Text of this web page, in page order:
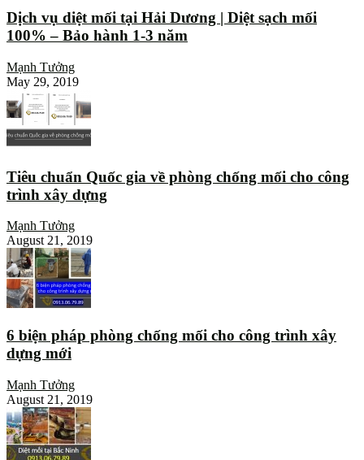
Dịch vụ diệt mối tại Hải Dương | Diệt sạch mối
100% – Bảo hành 1-3 năm
Mạnh Tưởng
May 29, 2019
Tiêu chuẩn Quốc gia về phòng chống mối cho công
trình xây dựng
Mạnh Tưởng
August 21, 2019
6 biện pháp phòng chống mối cho công trình xây
dựng mới
Mạnh Tưởng
August 21, 2019